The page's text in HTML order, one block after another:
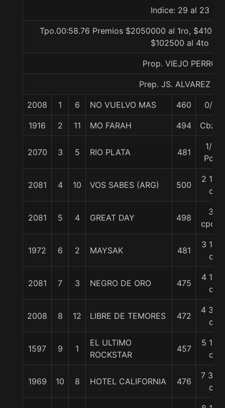
Indice: 29 al 23
Tpo.00:58.76 Premios $2050000 al 1ro,
$102500 al 4to
Prop. VIEJO PERRO
Prep. JS. ALVAREZ D.
2008 1 6 NO VUELVO MAS 460 0/0
1916 2 11 MO FARAH 494 Cbza.
2070 3 5 RIO PLATA 481
1/2
Pcz
2081 4 10 VOS SABES (ARG) 500
2 1/2
c
2081 5 4 GREAT DAY 498
3
cpos.
1972 6 2 MAYSAK 481
3 1/2
c
2081 7 3 NEGRO DE ORO 475
4 1/2
c
2008 8 12 LIBRE DE TEMORES 472
4 3/4
c
1597 9 1
EL ULTIMO
ROCKSTAR
457
5 1/4
c
1969 10 8 HOTEL CALIFORNIA 476
7 3/4
c